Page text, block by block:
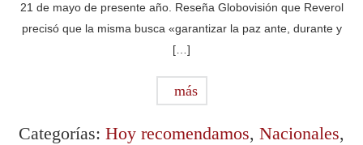
21 de mayo de presente año. Reseña Globovisión que Reverol
precisó que la misma busca «garantizar la paz ante, durante y
[…]
más
Categorías: Hoy recomendamos, Nacionales,